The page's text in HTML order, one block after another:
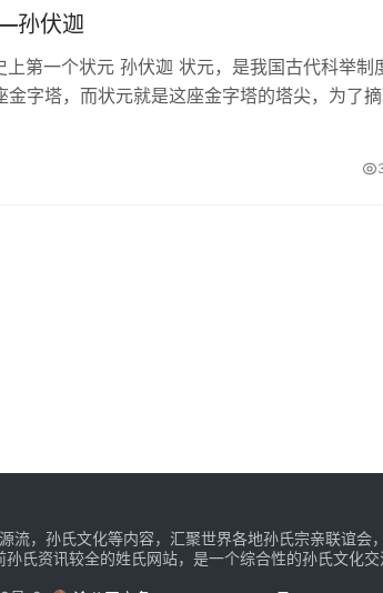
孙伏迦
第一个状元 孙伏迦 状元，是我国古代科举制
字塔，而状元就是这座金字塔的塔尖，为了摘
，孙氏文化等内容，汇聚世界各地孙氏宗亲联谊会
氏资讯较全的姓氏网站，是一个综合性的孙氏文化交